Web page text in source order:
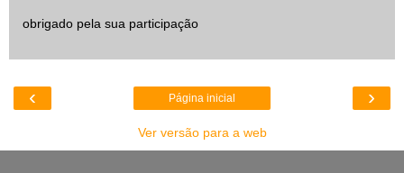
obrigado pela sua participação
‹ ›
Página inicial
Ver versão para a web